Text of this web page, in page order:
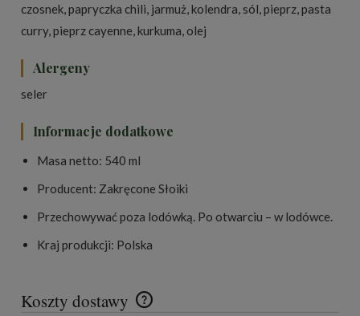
czosnek, papryczka chili, jarmuż, kolendra, sól, pieprz, pasta
curry, pieprz cayenne, kurkuma, olej
Alergeny
seler
Informacje dodatkowe
Masa netto: 540 ml
Producent: Zakręcone Słoiki
Przechowywać poza lodówką. Po otwarciu – w lodówce.
Kraj produkcji: Polska
Koszty dostawy